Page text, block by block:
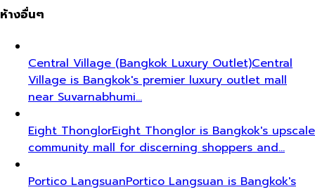
ห้างอื่นๆ
Central Village (Bangkok Luxury Outlet)Central
Village is Bangkok's premier luxury outlet mall
near Suvarnabhumi…
Eight ThonglorEight Thonglor is Bangkok's upscale
community mall for discerning shoppers and…
Portico LangsuanPortico Langsuan is Bangkok's